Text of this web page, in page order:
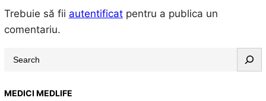
Trebuie să fii autentificatpentru a publica un
comentariu.
a
MEDICI MEDLIFE